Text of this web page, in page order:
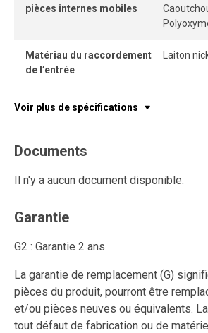
pièces internes mobiles
Matériau du raccordement
de l’entrée
Laiton
Voir plus de spécifications
Documents
Il n'y a aucun document disponible.
Garantie
G2 : Garantie 2 ans
La garantie de remplacement (G)
pièces du produit, pourront être
et/ou pièces neuves ou équivalents.
tout défaut de fabrication ou de